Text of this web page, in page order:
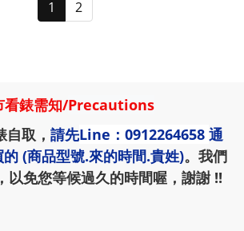
1 2
看錶需知/Precautions
取， 請先Line：0912264658 通
(商品型號.來的時間.貴姓)。我們
以免您等候過久的時間喔，謝謝 !!